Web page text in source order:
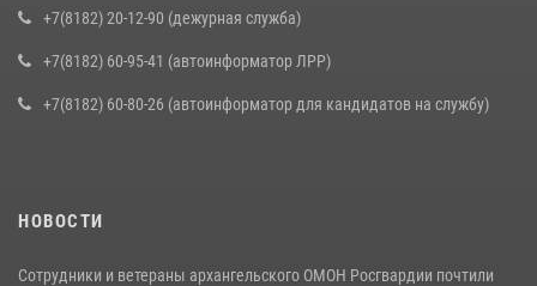
+7(8182) 20-12-90 (дежурная служба)
+7(8182) 60-95-41 (автоинформатор ЛРР)
+7(8182) 60-80-26 (автоинформатор для кандидатов на службу)
НОВОСТИ
Сотрудники и ветераны архангельского ОМОН Росгвардии почтили